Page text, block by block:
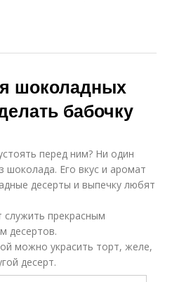
шоколадных
бабочку
перед ним? Ни один
шоколада. Его вкус и аромат
десерты и выпечку любят
прекрасным
десертов.
можно украсить торт, желе,
десерт.